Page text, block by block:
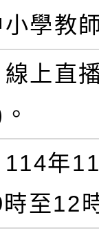
學教
線上直
114年
至12